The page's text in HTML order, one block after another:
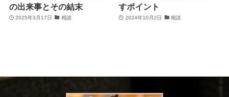
の出来事とその結末
2025年3月17日 相談
すポイント
2024年10月2日 相談